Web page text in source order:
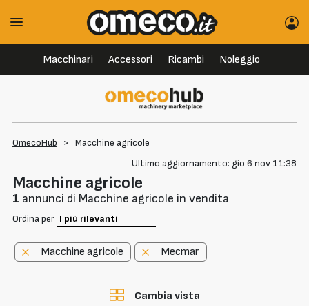
Macchinari Accessori Ricambi Noleggio
OmecoHub > Macchine agricole
Ultimo aggiornamento: gio 6 nov 11:38
Macchine agricole
1 annunci di Macchine agricole in vendita
Ordina per
Macchine agricole Mecmar
Cambia vista